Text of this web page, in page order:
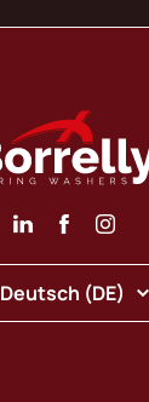
Deutsch (DE)